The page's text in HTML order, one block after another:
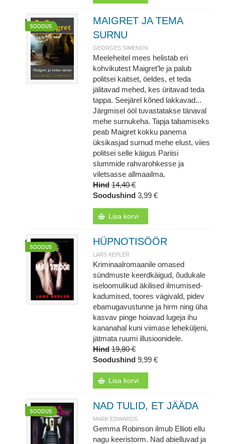
MAIGRET JA TEMA
SURNU
GEORGES SIMENON
Meeleheitel mees helistab eri
kohvikutest Maigret’le ja palub
politsei kaitset, öeldes, et teda
jälitavad mehed, kes üritavad teda
tappa. Seejärel kõned lakkavad...
Järgmisel ööl tuvastatakse tänaval
mehe surnukeha. Tapja tabamiseks
peab Maigret kokku panema
üksikasjad surnud mehe elust, viies
politsei selle käigus Pariisi
slummide rahvarohkesse ja
viletsasse allmaailma.
Hind 14,40 €
Soodushind 3,99 €
Lisa korvi
HÜPNOTISÖÖR
LARS KEPLER
Kriminaalromaanile omased
sündmuste keerdkäigud, õudukale
iseloomulikud äkilised ilmumised-
kadumised, toores vägivald, pidev
ebamugavustunne ja hirm ning üha
kasvav pinge hoiavad lugeja ihu
kananahal kuni viimase leheküljeni,
jätmata ruumi illusioonidele.
Hind 19,80 €
Soodushind 9,99 €
Lisa korvi
NAD TULID, ET JÄÄDA
MARK EDWARDS
Gemma Robinson ilmub Ellioti ellu
nagu keeristorm. Nad abielluvad ja